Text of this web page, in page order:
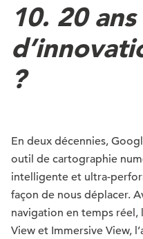
10. 20 ans
?
En deux décennies,
outil de cartographie
intelligente et ultra-
façon de nous déplacer.
navigation en temps réel,
View et Immersive View,